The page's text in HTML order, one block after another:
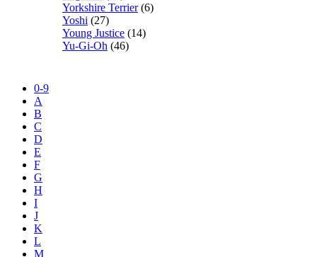
Yorkshire Terrier (6)
Yoshi (27)
Young Justice (14)
Yu-Gi-Oh (46)
0-9
A
B
C
D
E
F
G
H
I
J
K
L
M